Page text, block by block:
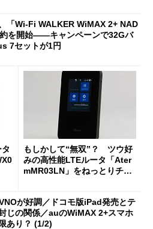
「Wi-Fi WALKER WiMAX 2+ NAD
を開始――キャンペーンで32Gバ
7セットが1円
もしかして“無双”？ ツウ好
みの高性能LTEルータ「Ater
mMR03LN」をねっとりチェ
が好調／ドコモ版iPad発売とテ
じの関係／auのWiMAX 2+スマホ
あり？ (1/2)